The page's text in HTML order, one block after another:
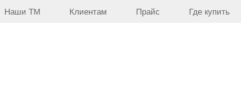
Наши ТМ Клиентам Прайс Где купить